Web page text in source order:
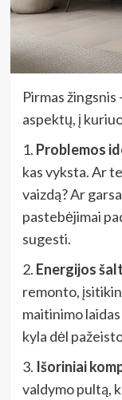
Pirmas
aspektų, į
1. Problemos
kas vyksta. Ar
vaizdą? Ar
pastebėjimai
sugesti.
2. Energijos
remonto,
maitinimo
kyla dėl
3. Išoriniai
valdymo pultą,